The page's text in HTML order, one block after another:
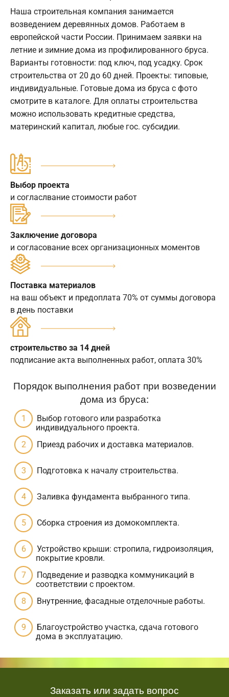
Наша строительная компания занимается
возведением деревянных домов. Работаем в
европейской части России. Принимаем заявки на
летние и зимние дома из профилированного бруса.
Варианты готовности: под ключ, под усадку. Срок
строительства от 20 до 60 дней. Проекты: типовые,
индивидуальные. Готовые дома из бруса с фото
смотрите в каталоге. Для оплаты строительства
можно использовать кредитные средства,
материнский капитал, любые гос. субсидии.
Выбор проекта
и согласлвание стоимости работ
Заключение договора
и согласование всех организационных моментов
Поставка материалов
на ваш объект и предоплата 70% от суммы договора
в день поставки
строительство за 14 дней
подписание акта выполненных работ, оплата 30%
Порядок выполнения работ при возведении
дома из бруса:
Выбор готового или разработка
индивидуального проекта.
Приезд рабочих и доставка материалов.
Подготовка к началу строительства.
Заливка фундамента выбранного типа.
Сборка строения из домокомплекта.
Устройство крыши: стропила, гидроизоляция,
покрытие кровли.
Подведение и разводка коммуникаций в
соответствии с проектом.
Внутренние, фасадные отделочные работы.
Благоустройство участка, сдача готового
дома в эксплуатацию.
Заказать или задать вопрос